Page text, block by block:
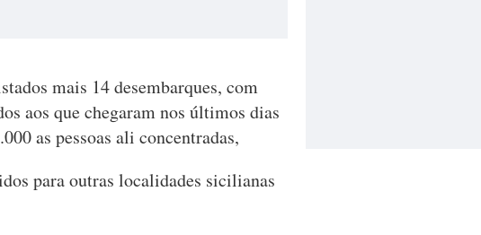
mais 14 desembarques, com
aos que chegaram nos últimos dias
as pessoas ali concentradas,
para outras localidades sicilianas